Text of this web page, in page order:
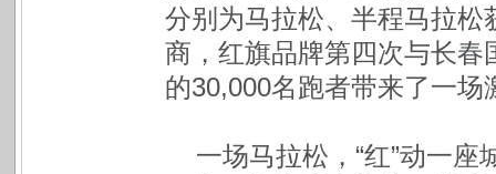
分别为马拉松、半程马拉
商，红旗品牌第四次与长
的30,000名跑者带来了一
一场马拉松，“红”动一座